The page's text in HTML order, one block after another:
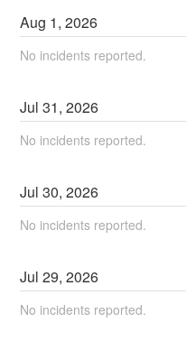
Aug 1,2026
No incidents reported.
Jul31,2026
No incidents reported.
Jul30,2026
No incidents reported.
Jul29,2026
No incidents reported.